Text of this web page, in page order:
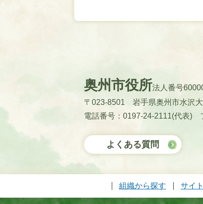
奥州市役所法人番号
〒023-8501 岩手県奥州市水沢
電話番号：0197-24-2111(代表)
よくある質問
組織から探す サイ